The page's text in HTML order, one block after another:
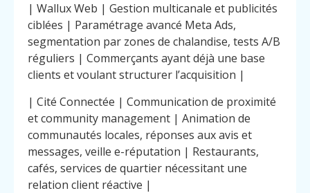
| Wallux Web | Gestion multicanale et publicités
ciblées | Paramétrage avancé Meta Ads,
segmentation par zones de chalandise, tests A/B
réguliers | Commerçants ayant déjà une base
clients et voulant structurer l’acquisition |
| Cité Connectée | Communication de proximité
et community management | Animation de
communautés locales, réponses aux avis et
messages, veille e-réputation | Restaurants,
cafés, services de quartier nécessitant une
relation client réactive |